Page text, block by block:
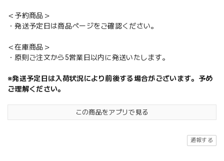
＜予約商品＞
・発送予定日は商品ページをご確認ください。
＜在庫商品＞
・原則ご注文から5営業日以内に発送いたします。
※発送予定日は入荷状況により前後する場合がございます。予め
ご理解ください。
この商品をアプリで見る
通報する